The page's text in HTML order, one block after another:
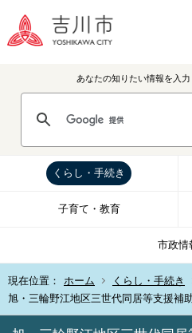
あなたの知りたい情報を入力
くらし・手続き
子育て・教育
市政情
現在位置： ホーム くらし・手続き
旭・三輪野江地区三世代同居等支援補